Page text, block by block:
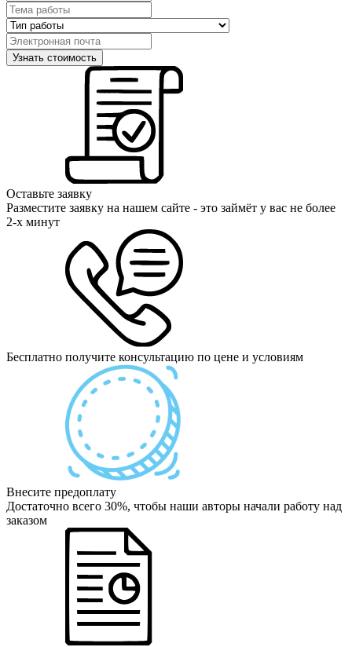
Оставьте заявку
Разместите заявку на нашем сайте - это займёт у вас не более
2-х минут
Бесплатно получите консультацию по цене и условиям
Внесите предоплату
Достаточно всего 30%, чтобы наши авторы начали работу над
заказом